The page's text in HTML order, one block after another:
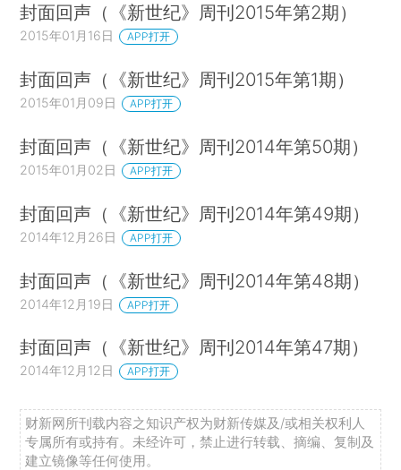
封面回声（《新世纪》周刊2015年第2期）
2015年01月16日 APP打开
封面回声（《新世纪》周刊2015年第1期）
2015年01月09日 APP打开
封面回声（《新世纪》周刊2014年第50期）
2015年01月02日 APP打开
封面回声（《新世纪》周刊2014年第49期）
2014年12月26日 APP打开
封面回声（《新世纪》周刊2014年第48期）
2014年12月19日 APP打开
封面回声（《新世纪》周刊2014年第47期）
2014年12月12日 APP打开
财新网所刊载内容之知识产权为财新传媒及/或相关权利人
专属所有或持有。未经许可，禁止进行转载、摘编、复制及
建立镜像等任何使用。